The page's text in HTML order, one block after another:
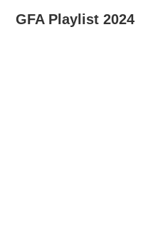
GFA Playlist 2024